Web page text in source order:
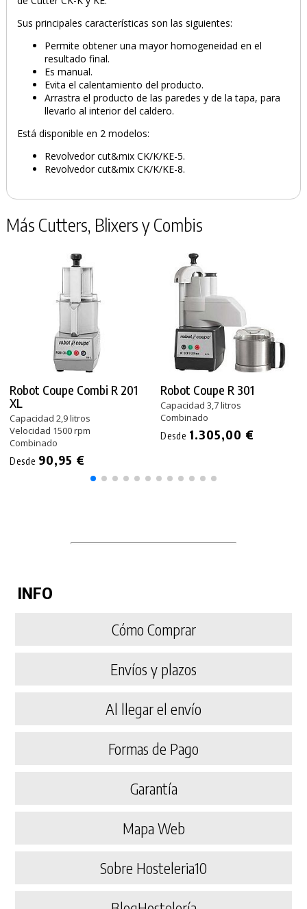
Sus principales características son las siguientes:
Permite obtener una mayor homogeneidad en el
resultado final.
Es manual.
Evita el calentamiento del producto.
Arrastra el producto de las paredes y de la tapa, para
llevarlo al interior del caldero.
Está disponible en 2 modelos:
Revolvedor cut&mix CK/K/KE-5.
Revolvedor cut&mix CK/K/KE-8.
Más Cutters, Blixers y Combis
Robot Coupe Combi R 201
XL
Capacidad 2,9 litros
Velocidad 1500 rpm
Combinado
Desde 90,95 €
Robot Coupe R 301
Capacidad 3,7 litros
Combinado
Desde 1.305,00 €
INFO
Cómo Comprar
Envíos y plazos
Al llegar el envío
Formas de Pago
Garantía
Mapa Web
Sobre Hosteleria10